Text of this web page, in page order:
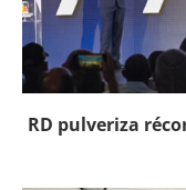
RD pulveriza